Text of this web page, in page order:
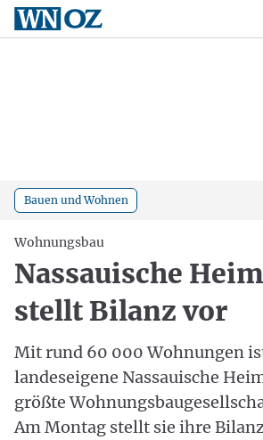
Bauen und Wohnen
Wohnungsbau
Nassauische
stellt Bilanz vor
Mit rund 60 000 Wohnungen
landeseigene Nassauische
größte
Am Montag stellt sie ihre